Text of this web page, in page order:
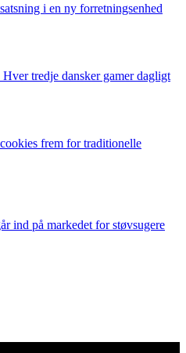
i en ny forretningsenhed
tredje dansker gamer dagligt
frem for traditionelle
ind på markedet for støvsugere